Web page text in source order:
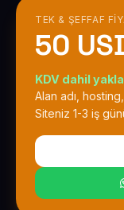
TEK & ŞEFFAF
50
KDV dahil
Alan adı,
Siteniz 1-3 iş